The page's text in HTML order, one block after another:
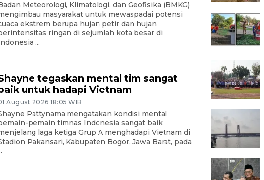
Meteorologi, Klimatologi, dan Geofisika (BMKG)
masyarakat untuk mewaspadai potensi
ekstrem berupa hujan petir dan hujan
ringan di sejumlah kota besar di
...
tegaskan mental tim sangat
untuk hadapi Vietnam
August 2026 18:05 WIB
Pattynama mengatakan kondisi mental
pemain timnas Indonesia sangat baik
laga ketiga Grup A menghadapi Vietnam di
Pakansari, Kabupaten Bogor, Jawa Barat, pada